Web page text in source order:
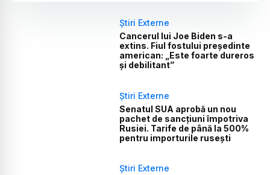
Știri Externe
Cancerul lui Joe Biden s-a
extins. Fiul fostului președinte
american: „Este foarte dureros
și debilitant”
Știri Externe
Senatul SUA aprobă un nou
pachet de sancțiuni împotriva
Rusiei. Tarife de până la 500%
pentru importurile rusești
Știri Externe